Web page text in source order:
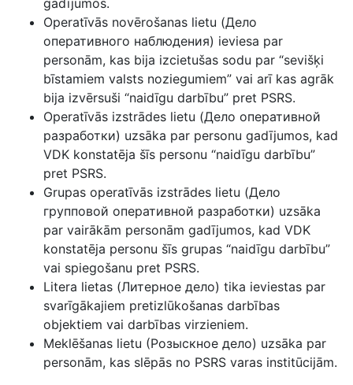
gadījumos.
Operatīvās novērošanas lietu (Дело
оперативного наблюдения) ieviesa par
personām, kas bija izcietušas sodu par “sevišķi
bīstamiem valsts noziegumiem” vai arī kas agrāk
bija izvērsuši “naidīgu darbību” pret PSRS.
Operatīvās izstrādes lietu (Дело оперативной
разработки) uzsāka par personu gadījumos, kad
VDK konstatēja šīs personu “naidīgu darbību”
pret PSRS.
Grupas operatīvās izstrādes lietu (Дело
групповой оперативной разработки) uzsāka
par vairākām personām gadījumos, kad VDK
konstatēja personu šīs grupas “naidīgu darbību”
vai spiegošanu pret PSRS.
Litera lietas (Литерное дело) tika ieviestas par
svarīgākajiem pretizlūkošanas darbības
objektiem vai darbības virzieniem.
Meklēšanas lietu (Pозыскное дело) uzsāka par
personām, kas slēpās no PSRS varas institūcijām.